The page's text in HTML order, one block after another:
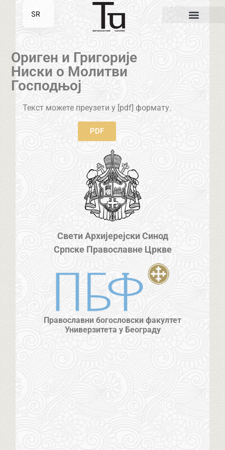
Ориген и Григорије
Ниски о Молитви
Господњој
Текст можете преузети у [pdf] формату.
PDF
Свети Архијерејски Синод
Српске Православне Цркве
Православни богословски факултет
Универзитета у Београду
SR
EN